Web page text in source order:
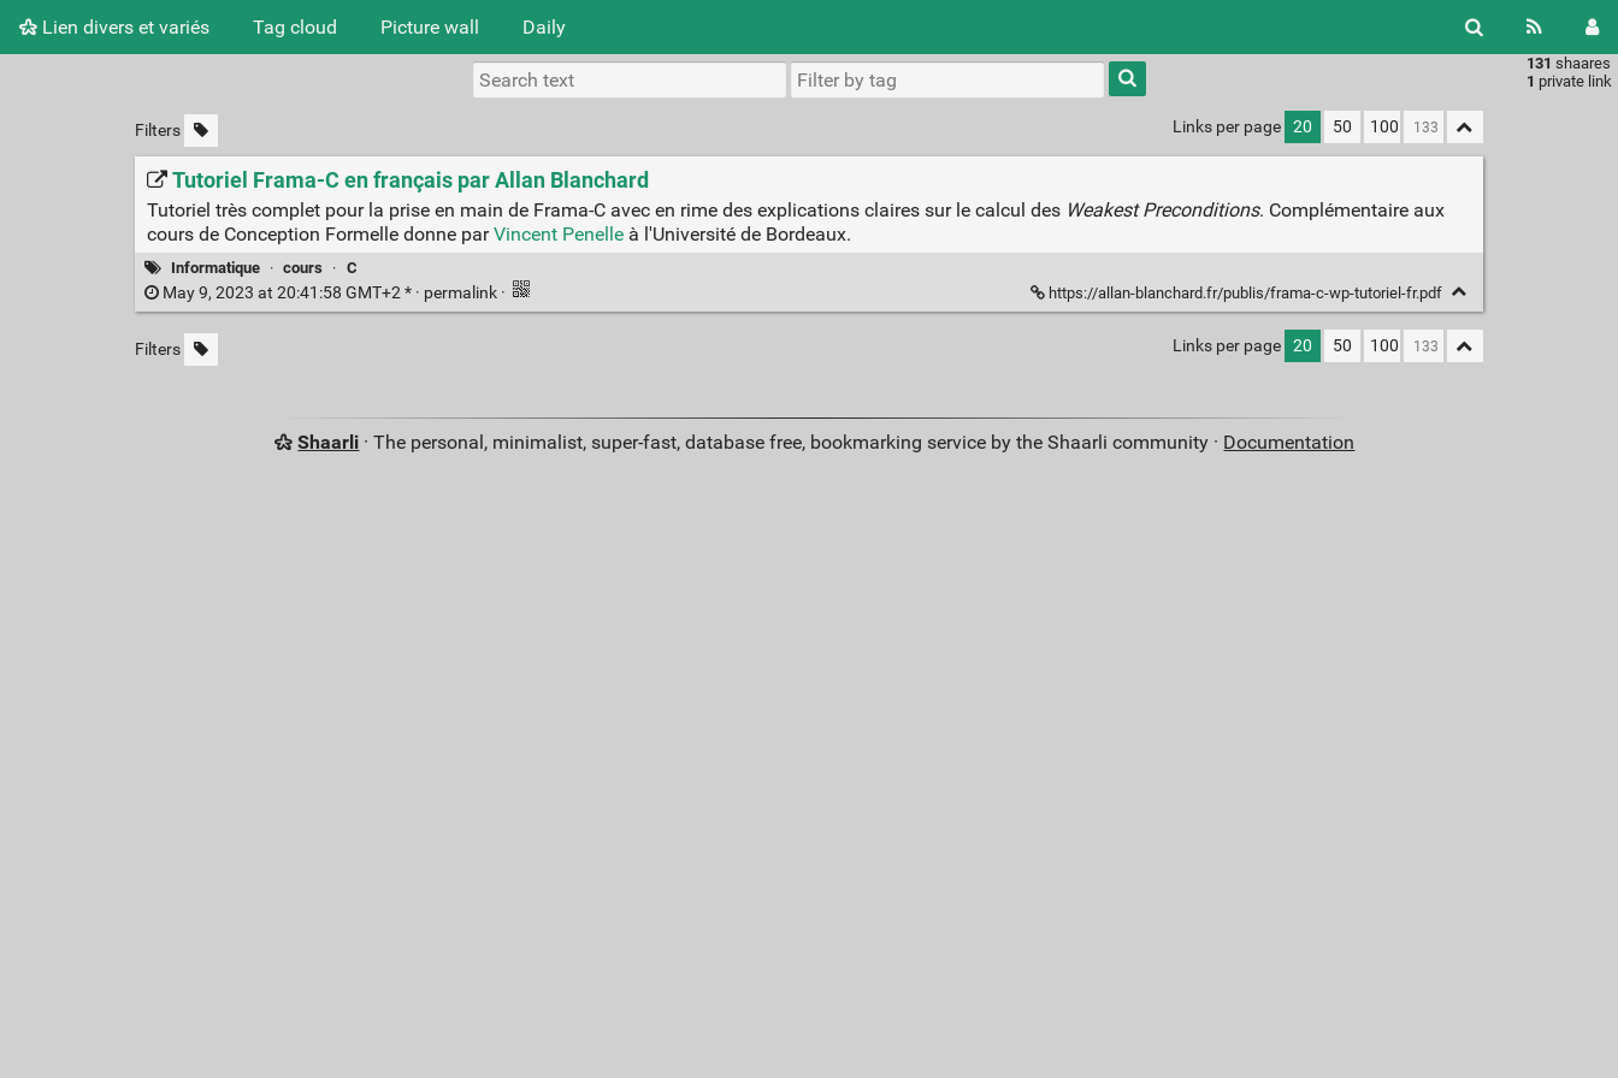
Lien divers et variés Tag cloud Picture wall Daily
131 shaares
1 private link
Type 1 or
more
characters
results.
Filters Links per page 20 50 100
Tutoriel Frama-C en français par Allan Blanchard
Tutoriel très complet pour la prise en main de Frama-C avec en rime des explications claires sur le calcul des Weakest Preconditions. Complémentaire aux
cours de Conception Formelle donne parVincent Penelleà l'Université de Bordeaux.
Informatique · cours · C
May 9, 2023 at 20:41:58 GMT+2 * · permalink · https://allan-blanchard.fr/publis/frama-c-wp-tutoriel-fr.pdf
Filters Links per page 20 50 100
Shaarli · The personal, minimalist, super-fast, database free, bookmarking service by the Shaarli community · Documentation